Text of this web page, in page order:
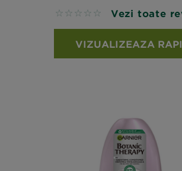
No reviews Vezi toate
VIZUALIZEAZA